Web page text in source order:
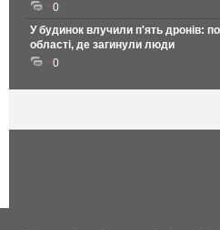
0
У будинок влучили п'ять дронів:
області, де загинули люди
0